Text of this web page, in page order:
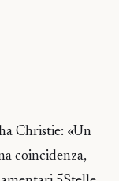
Christie: «Un
coincidenza,